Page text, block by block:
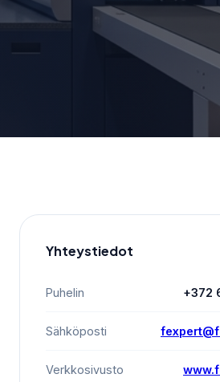
Yhteystiedot
Puhelin +372
Sähköposti
Verkkosivusto